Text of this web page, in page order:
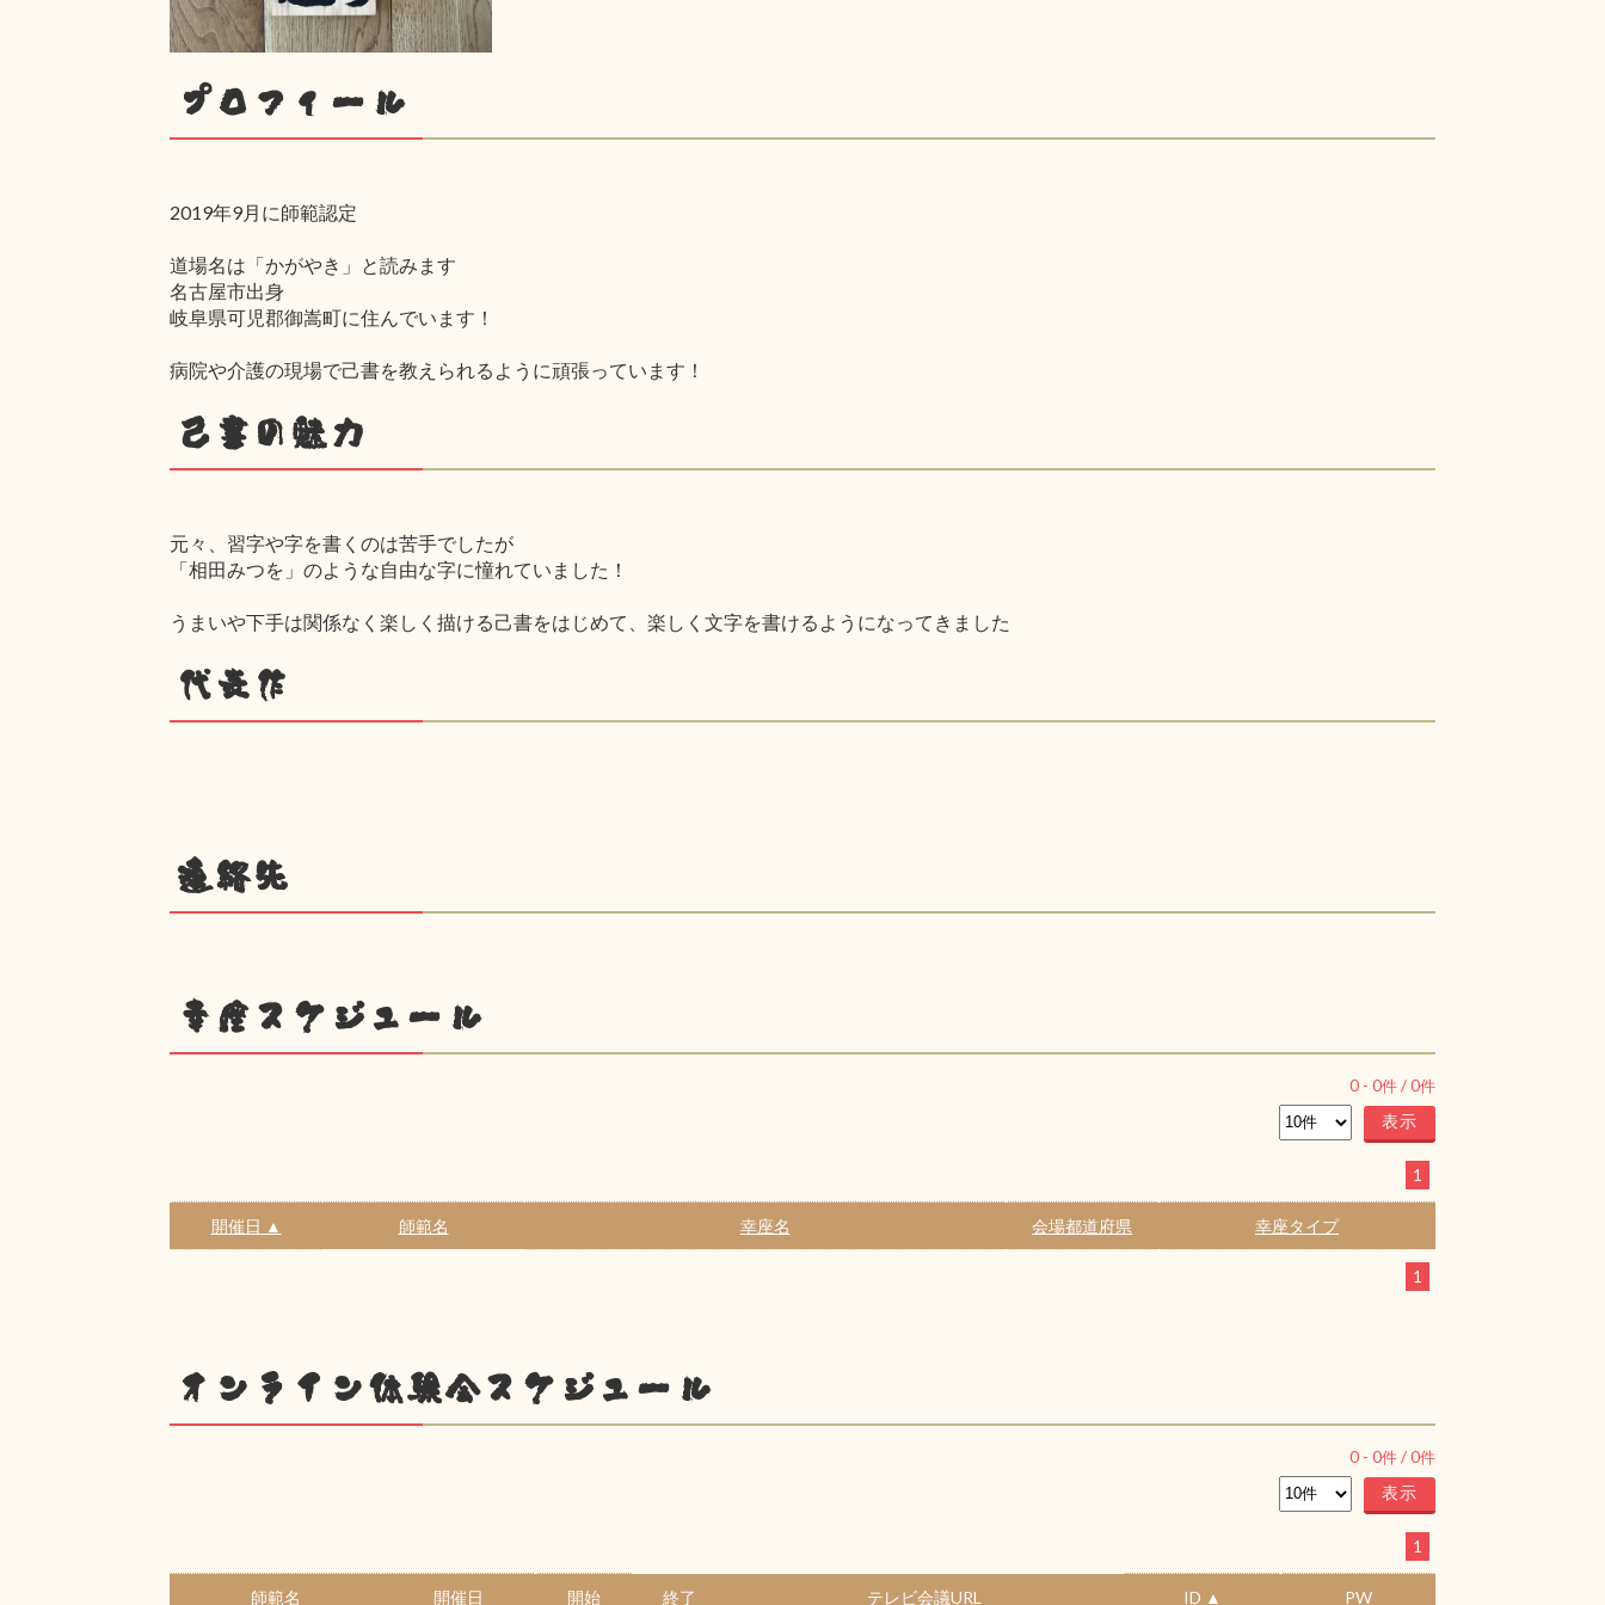
プロフィール
2019年9月に師範認定
道場名は「かがやき」と読みます
名古屋市出身
岐阜県可児郡御嵩町に住んでいます！
病院や介護の現場で己書を教えられるように頑張っています！
己書の魅力
元々、習字や字を書くのは苦手でしたが
「相田みつを」のような自由な字に憧れていました！
うまいや下手は関係なく楽しく描ける己書をはじめて、楽しく文字を書けるようになってきました
代表作
連絡先
幸座スケジュール
0 - 0件 /0件
1
開催日 ▲ 師範名 幸座名 会場都道府県 幸座タイプ
1
オンライン体験会スケジュール
0 - 0件 /0件
1
師範名 開催日 開始 終了 テレビ会議URL ID ▲ PW